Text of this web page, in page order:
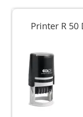
Printer R